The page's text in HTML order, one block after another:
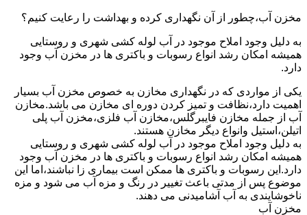
مخزن آب،چطور از آن نگهداری کرده و بهداشت را رعایت کنیم؟
به دلیل وجود املاح موجود در آب لوله کشی شهری و روستایی
همیشه امکان رشد انواع رسوبات و باکتری ها در مخزن آب وجود
دارد.
یکی از مواردی که در نگهداری مخازن به خصوص مخزن آب بسیار
اهمیت دارد،نظافت و تمیز کردن دوره ای مخازن می باشد.مخازن
آب از جمله مخازن فایبرگلس،مخازن آب فلزی،مخزن آب پلی
اتیلن،استیل وانواع دیگر مخازن هستند.
به دلیل وجود املاح موجود در آب لوله کشی شهری و روستایی
همیشه امکان رشد انواع رسوبات و باکتری ها در مخزن آب وجود
دارد.این رسوبات و باکتری ها ممکن است بیماری زا نباشند،اما این
موضوع پس از مدتی باعث تغییر در رنگ و مزه آب می شود و مزه
ناخوشایندی به آب آشامیدنی می دهند.
مخزن آب